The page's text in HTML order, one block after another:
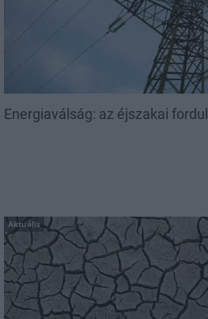
Energiaválság: az éjszakai
Aktuális